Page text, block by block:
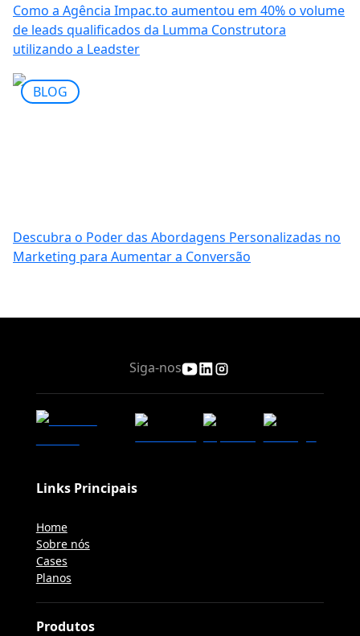
Como a Agência Impac.to aumentou em 40% o volume
de leads qualificados da Lumma Construtora
utilizando a Leadster
BLOG
Descubra o Poder das Abordagens Personalizadas no
Marketing para Aumentar a Conversão
Siga-nos
Links Principais
Home
Sobre nós
Cases
Planos
Produtos